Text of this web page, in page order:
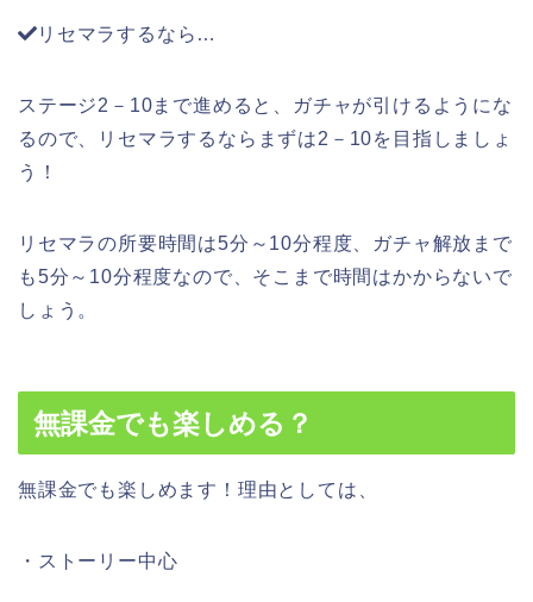
リセマラするなら…
ステージ2－10まで進めると、ガチャが引けるようにな
るので、リセマラするならまずは2－10を目指しましょ
う！
リセマラの所要時間は5分～10分程度、ガチャ解放まで
も5分～10分程度なので、そこまで時間はかからないで
しょう。
無課金でも楽しめる？
無課金でも楽しめます！理由としては、
・ストーリー中心